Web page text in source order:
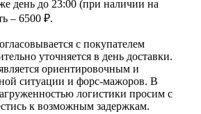
день до 23:00 (при наличии на
– 6500 ₽.
с покупателем
уточняется в день доставки.
ориентировочным и
ситуации и форс-мажоров. В
логистики просим с
к возможным задержкам.